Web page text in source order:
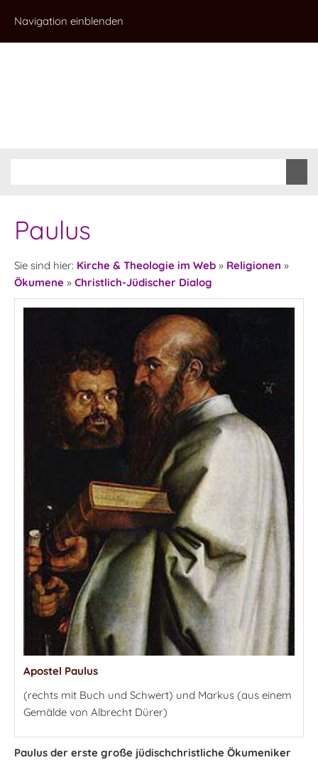
Navigation einblenden
Paulus
Sie sind hier: Kirche & Theologie im Web » Religionen »
Ökumene » Christlich-Jüdischer Dialog
Apostel Paulus
(rechts mit Buch und Schwert) und Markus (aus einem
Gemälde von Albrecht Dürer)
Paulus der erste große jüdischchristliche Ökumeniker